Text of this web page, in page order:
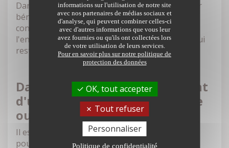
Dans le cas d'une donation résiduelle, le premier
bénéficiaire n'a pas cette obligation de
conservation. Il peut disposer du bien comme il
l'entend, mais a l'obligation de transmettre ce qui
reste de l'héritage au moment de son décès.
Dans quels cas est-il intéressant
d'utiliser la donation graduelle
ou résiduelle ?
Il est opportun d'utiliser la donation graduelle
pour conserver un bien dans la famille. Vous
informations sur l'utilisation de notre site
avec nos partenaires de médias sociaux et
d'analyse, qui peuvent combiner celles-ci
avec d'autres informations que vous leur
avez fournies ou qu'ils ont collectées lors
de votre utilisation de leurs services.
Pour en savoir plus sur notre politique de
protection des données
OK, tout accepter
Tout refuser
Personnaliser
Politique de confidentialité